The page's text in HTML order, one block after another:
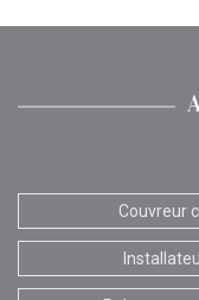
Couvreur